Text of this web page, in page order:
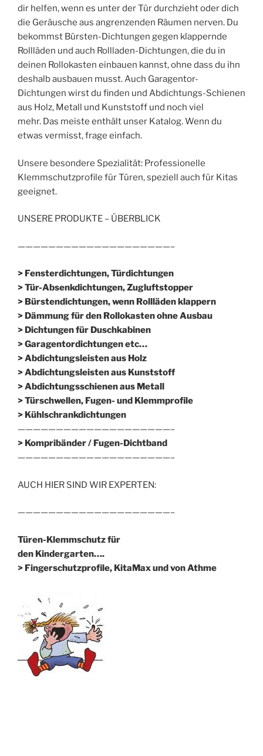
dir helfen, wenn es unter der Tür durchzieht oder dich
die Geräusche aus angrenzenden Räumen nerven. Du
bekommst Bürsten-Dichtungen gegen klappernde
Rollläden und auch Rollladen-Dichtungen, die du in
deinen Rollokasten einbauen kannst, ohne dass du ihn
deshalb ausbauen musst. Auch Garagentor-
Dichtungen wirst du finden und Abdichtungs-Schienen
aus Holz, Metall und Kunststoff und noch viel
mehr. Das meiste enthält unser Katalog. Wenn du
etwas vermisst, frage einfach.
Unsere besondere Spezialität: Professionelle
Klemmschutzprofile für Türen, speziell auch für Kitas
geeignet.
UNSERE PRODUKTE – ÜBERBLICK
————————————————————–
> Fensterdichtungen, Türdichtungen
> Tür-Absenkdichtungen, Zugluftstopper
> Bürstendichtungen, wenn Rollläden klappern
> Dämmung für den Rollokasten ohne Ausbau
> Dichtungen für Duschkabinen
> Garagentordichtungen etc…
> Abdichtungsleisten aus Holz
> Abdichtungsleisten aus Kunststoff
> Abdichtungsschienen aus Metall
> Türschwellen, Fugen- und Klemmprofile
> Kühlschrankdichtungen
————————————————————–
> Kompribänder / Fugen-Dichtband
————————————————————–
AUCH HIER SIND WIR EXPERTEN:
————————————————————–
Türen-Klemmschutz für
den Kindergarten….
> Fingerschutzprofile, KitaMax und von Athme